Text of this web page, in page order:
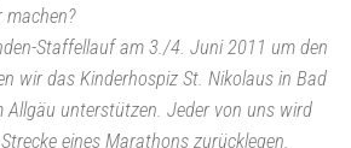
machen?
Staffellauf am 3./4. Juni 2011 um den
wir das Kinderhospiz St. Nikolaus in Bad
Allgäu unterstützen. Jeder von uns wird
eines Marathons zurücklegen.